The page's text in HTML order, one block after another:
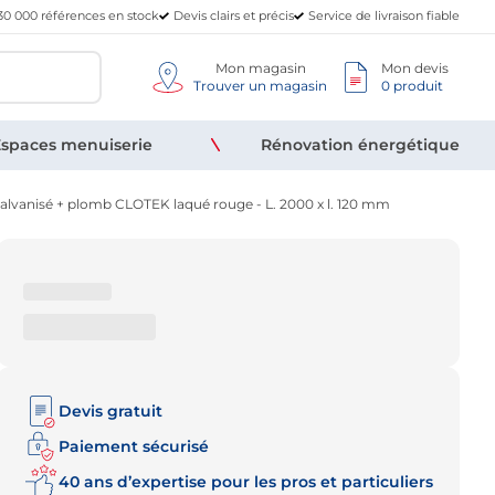
000 références en stock Devis clairs et précis Service de livraison fiable
Mon magasin
Trouver un magasin
Mon devis
0 produit
menuiserie Rénovation énergétique
+ plomb CLOTEK laqué rouge - L. 2000 x l. 120 mm
Devis gratuit
Paiement sécurisé
40 ans d’expertise pour les pros et particuliers